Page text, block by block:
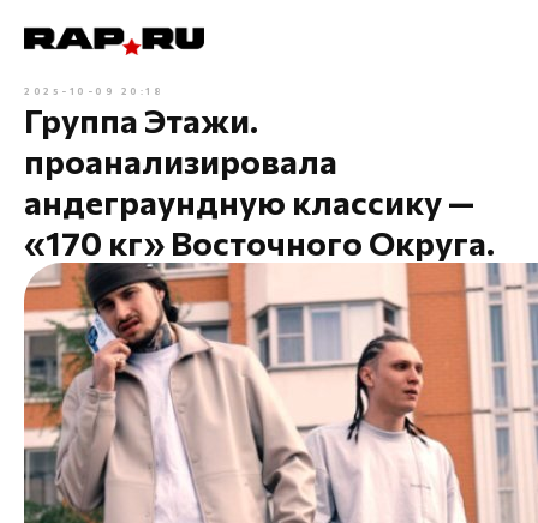
2025-10-09 20:18
Группа Этажи.
проанализировала
андеграундную классику —
«170 кг» Восточного Округа.